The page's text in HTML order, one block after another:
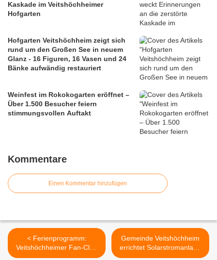
Kaskade im Veitshöchheimer
Hofgarten
Hofgarten Veitshöchheim zeigt sich
rund um den Großen See in neuem
Glanz - 16 Figuren, 16 Vasen und 24
Bänke aufwändig restauriert
Weinfest im Rokokogarten eröffnet –
Über 1.500 Besucher feiern
stimmungsvollen Auftakt
Kommentare
Einen Kommentar hinzufügen
< Ferienprogramm:
Veitshöchheimer Fan-Club
reiste mit 42 Kids zum FC
Gemeinde Veitshöchheim
errichtet Solarstromanlage
auf dem